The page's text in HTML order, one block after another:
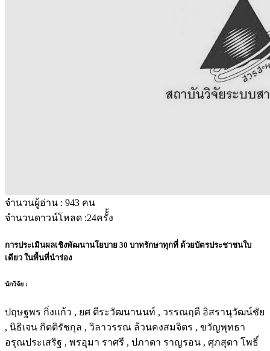
จำนวนผู้อ่าน : 943 คน
จำนวนดาวน์โหลด :24ครั้้ง
การประเมินผลเชิงพัฒนานโยบาย 30 บาทรักษาทุกที่ ด้วยบัตรประชาชนใบ
เดียว ในพื้นที่นําร่อง
นักวิจัย :
ปฤษฐพร กิ่งแก้ว , ยศ ตีระวัฒนานนท์ , วรรณฤดี อิสรานุวัฒน์ชัย
, นิธิเจน กิตติรัชกุล , วิลาวรรณ ล้วนคงสมจิตร , ขวัญพุทธา
อรุณประเสริฐ , พรอุมา ราศรี , ปภาดา ราญรอน , ศุภสุดา โพธิ์